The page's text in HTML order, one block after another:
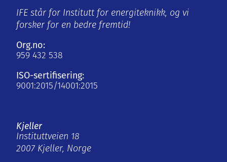
IFE står for Institutt for energiteknikk, og vi
forsker for en bedre fremtid!
Org.no:
959 432 538
ISO-sertifisering:
9001:2015/14001:2015
Kjeller
Instituttveien 18
2007 Kjeller, Norge